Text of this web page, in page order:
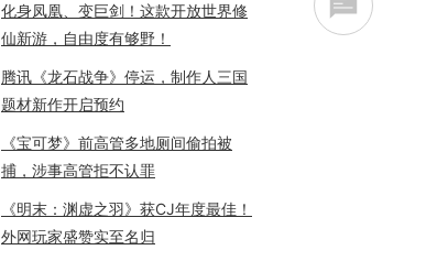
化身凤凰、变巨剑！这款开放世界修
仙新游，自由度有够野！
腾讯《龙石战争》停运，制作人三国
题材新作开启预约
《宝可梦》前高管多地厕间偷拍被
捕，涉事高管拒不认罪
《明末：渊虚之羽》获CJ年度最佳！
外网玩家盛赞实至名归